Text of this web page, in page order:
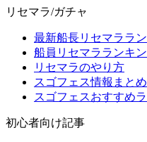
リセマラ/ガチャ
最新船長リセマララ
船員リセマラランキ
リセマラのやり方
スゴフェス情報まとめ
スゴフェスおすすめ
初心者向け記事